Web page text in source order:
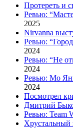
Протереть и
Ревью:
2025
Nirvanna
Ревью:
2024
Ревью: “Не
2024
Ревью: Мо
2024
Посмотрел
Дмитрий
Ревью: Team
Хрустальный